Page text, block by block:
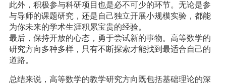
此外，积极参与科研项目也是必不可少的环节。无论是参
与导师的课题研究，还是自己独立开展小规模实验，都能
为你未来的学术生涯积累宝贵的经验。
最后，保持开放的心态，勇于尝试新的事物。高等数学的
研究方向多种多样，只有不断探索才能找到最适合自己的
道路。
总结来说，高等数学的教学研究方向既包括基础理论的深